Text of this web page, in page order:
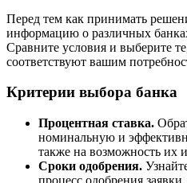
Перед тем как принимать
информацию о различных
Сравните условия и выберите
соответствуют вашим
Критерии выбора банка
Процентная ставка.
номинальную и
также на возможность их
Сроки одобрения.
процесс одобрения